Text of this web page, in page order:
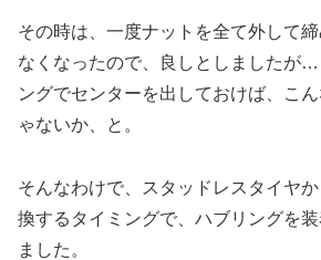
その時は、一度ナットを全て外して
なくなったので、良しとしましたが…
ングでセンターを出しておけば、こ
ゃないか、と。
そんなわけで、スタッドレスタイヤ
換するタイミングで、ハブリングを
ました。